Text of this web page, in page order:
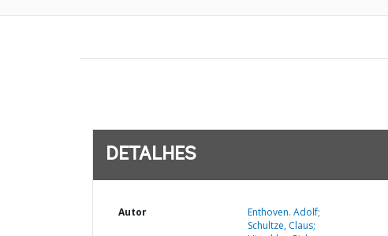
DETALHES
Autor
Enthoven. Adolf;
Schultze, Claus;